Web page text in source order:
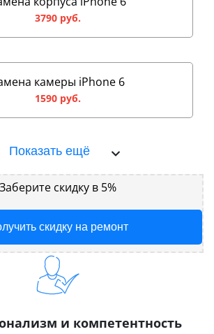
3790 руб.
камеры iPhone 6
1590 руб.
Показать ещё
Заберите скидку в 5%
скидку на ремонт
и компетентность